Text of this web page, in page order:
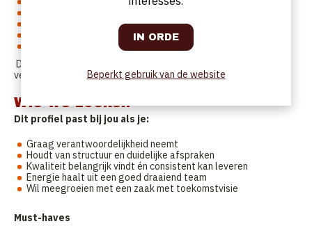
Geen klassieke chef-rol met eigen carte blanche
Geen chaos- of brandjesblusfunctie
️ Dit is een leiderschapsrol in uitvoering, structuur en
verantwoordelijkheid.
Wie we zoeken
Dit profiel past bij jou als je:
Graag verantwoordelijkheid neemt
Houdt van structuur en duidelijke afspraken
Kwaliteit belangrijk vindt én consistent kan leveren
Energie haalt uit een goed draaiend team
Wil meegroeien met een zaak met toekomstvisie
Must-haves
Beperkt gebruik van de website